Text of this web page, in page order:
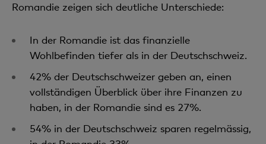
Romandie zeigen sich deutliche Unterschiede:
In der Romandie ist das finanzielle
Wohlbefinden tiefer als in der Deutschschweiz.
42% der Deutschschweizer geben an, einen
vollständigen Überblick über ihre Finanzen zu
haben, in der Romandie sind es 27%.
54% in der Deutschschweiz sparen regelmässig,